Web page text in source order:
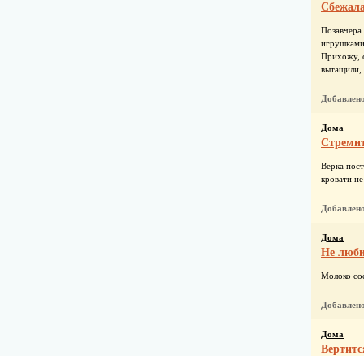
Прихожу,
вытащили,
Дома
Верка
кровати
Дома
Не
Молоко
Дома